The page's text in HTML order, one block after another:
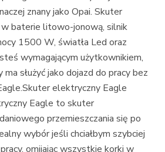
znany jako Opai. Skuter
baterie litowo-jonową, silnik
1500 W, światła Led oraz
wymagającym użytkownikiem,
służyć jako dojazd do pracy bez
elektryczny Eagle
Eagle to skuter
przemieszczania się po
wybór jeśli chciałbym szybciej
omijając wszystkie korki w